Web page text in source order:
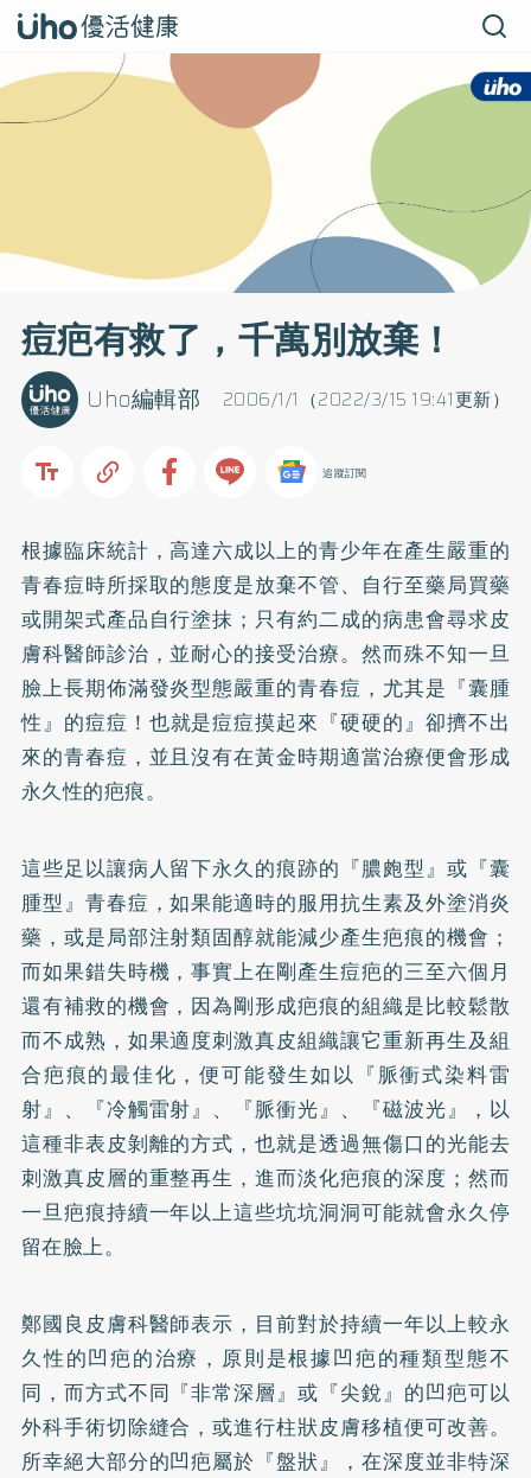
痘疤有救了，千萬別放棄！
2006/1/1（2022/3/15 19:41更新）
Uho編輯部
追蹤訂閱
根據臨床統計，高達六成以上的青少年在產生嚴重的
青春痘時所採取的態度是放棄不管、自行至藥局買藥
或開架式產品自行塗抹；只有約二成的病患會尋求皮
膚科醫師診治，並耐心的接受治療。然而殊不知一旦
臉上長期佈滿發炎型態嚴重的青春痘，尤其是『囊腫
性』的痘痘 ！也就是痘痘摸起來『硬硬的』卻擠不出
來的青春痘，並且沒有在黃金時期適當治療便會形成
永久性的疤痕。
這些足以讓病人留下永久的痕跡的『膿皰型』或『囊
腫型』青春痘，如果能適時的服用抗生素及外塗消炎
藥，或是局部注射類固醇就能減少產生疤痕的機會；
而如果錯失時機，事實上在剛產生痘疤的三至六個月
還有補救的機會，因為剛形成疤痕的組織是比較鬆散
而不成熟，如果適度刺激真皮組織讓它重新再生及組
合疤痕的最佳化，便可能發生如以『脈衝式染料雷
射』、『冷觸雷射』、『脈衝光』、『磁波光』，以
這種非表皮剝離的方式，也就是透過無傷口的光能去
刺激真皮層的重整再生，進而淡化疤痕的深度；然而
一旦疤痕持續一年以上這些坑坑洞洞可能就會永久停
留在臉上。
鄭國良皮膚科醫師表示，目前對於持續一年以上較永
久性的凹疤的治療，原則是根據凹疤的種類型態不
同，而方式不同『非常深層』或『尖銳』的凹疤可以
外科手術切除縫合，或進行柱狀皮膚移植便可改善。
所幸絕大部分的凹疤屬於『盤狀』，在深度並非特深